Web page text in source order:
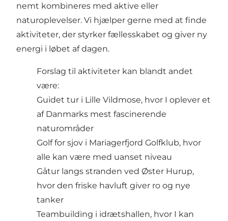
nemt kombineres med aktive eller
naturoplevelser. Vi hjælper gerne med at finde
aktiviteter, der styrker fællesskabet og giver ny
energi i løbet af dagen.
Forslag til aktiviteter kan blandt andet
være:
Guidet tur i Lille Vildmose, hvor I oplever et
af Danmarks mest fascinerende
naturområder
Golf for sjov i Mariagerfjord Golfklub, hvor
alle kan være med uanset niveau
Gåtur langs stranden ved Øster Hurup,
hvor den friske havluft giver ro og nye
tanker
Teambuilding i idrætshallen, hvor I kan